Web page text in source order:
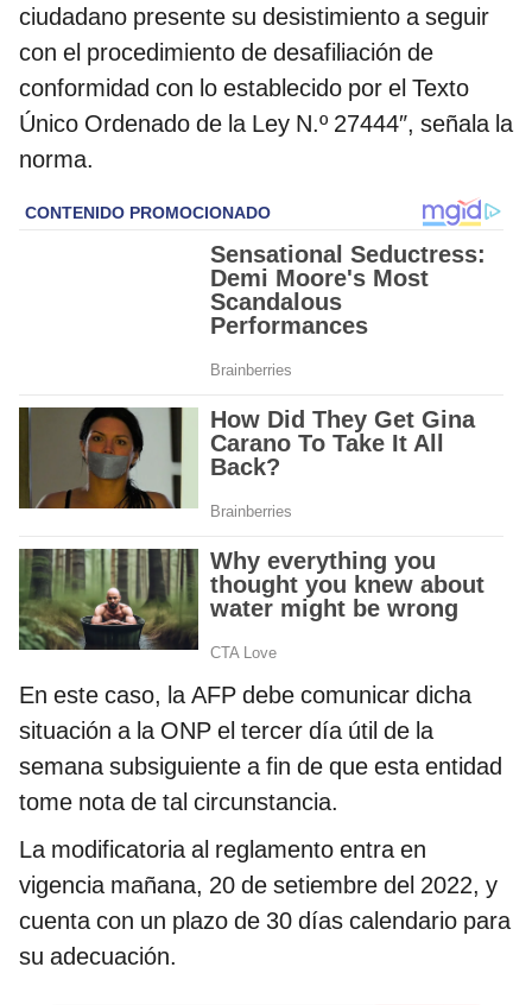
ciudadano presente su desistimiento a seguir
con el procedimiento de desafiliación de
conformidad con lo establecido por el Texto
Único Ordenado de la Ley N.º 27444″, señala la
norma.
En este caso, la AFP debe comunicar dicha
situación a la ONP el tercer día útil de la
semana subsiguiente a fin de que esta entidad
tome nota de tal circunstancia.
La modificatoria al reglamento entra en
vigencia mañana, 20 de setiembre del 2022, y
cuenta con un plazo de 30 días calendario para
su adecuación.